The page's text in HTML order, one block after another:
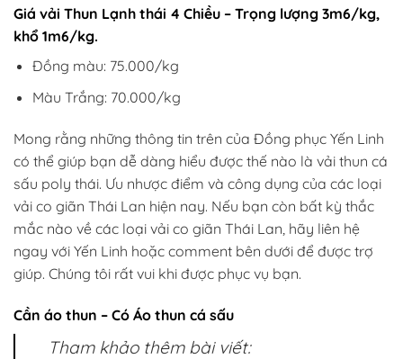
Giá vải Thun Lạnh thái 4 Chiều – Trọng lượng 3m6/kg,
khổ 1m6/kg.
Đồng màu: 75.000/kg
Màu Trắng: 70.000/kg
Mong rằng những thông tin trên của Đồng phục Yến Linh
có thể giúp bạn dễ dàng hiểu được thế nào là vải thun cá
sấu poly thái. Ưu nhược điểm và công dụng của các loại
vải co giãn Thái Lan hiện nay. Nếu bạn còn bất kỳ thắc
mắc nào về các loại vải co giãn Thái Lan, hãy liên hệ
ngay với Yến Linh hoặc comment bên dưới để được trợ
giúp. Chúng tôi rất vui khi được phục vụ bạn.
Cần áo thun – Có Áo thun cá sấu
Tham khảo thêm bài viết: